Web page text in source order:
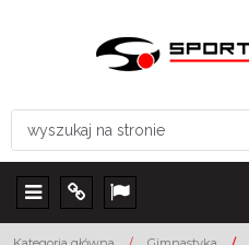
Menu Info Lang